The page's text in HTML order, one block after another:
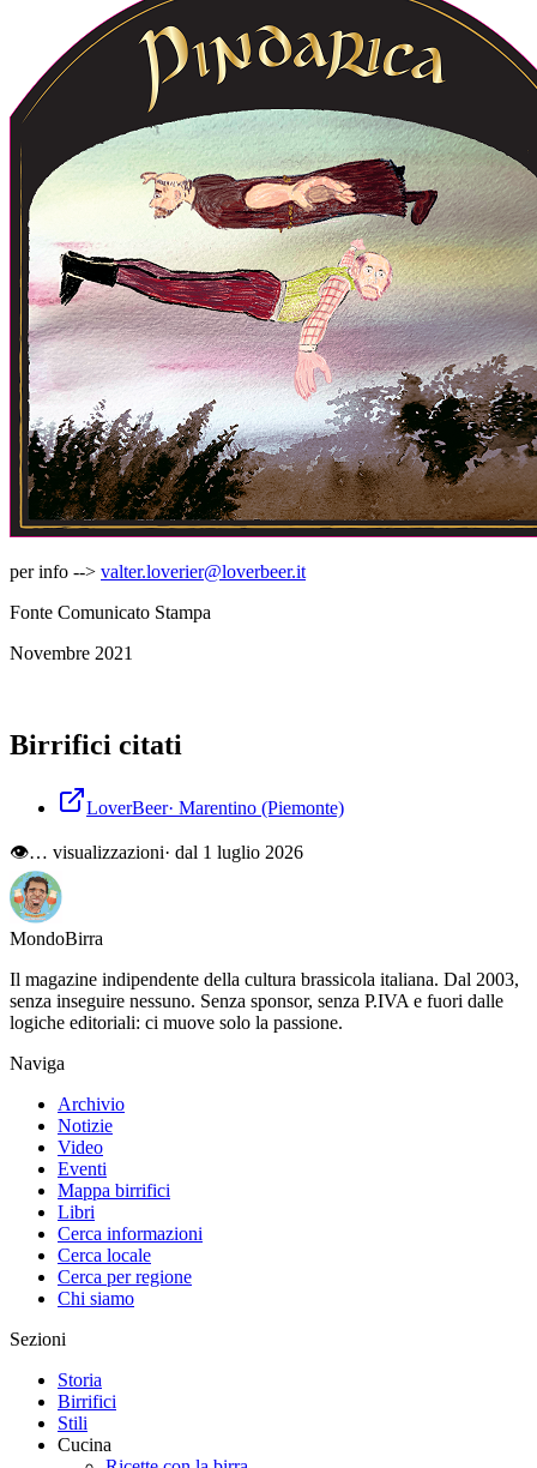
per info --> valter.loverier@loverbeer.it
Fonte Comunicato Stampa
Novembre 2021
Birrifici citati
LoverBeer· Marentino (Piemonte)
👁… visualizzazioni· dal 1 luglio 2026
MondoBirra
Il magazine indipendente della cultura brassicola italiana. Dal 2003,
senza inseguire nessuno. Senza sponsor, senza P.IVA e fuori dalle
logiche editoriali: ci muove solo la passione.
Naviga
Archivio
Notizie
Video
Eventi
Mappa birrifici
Libri
Cerca informazioni
Cerca locale
Cerca per regione
Chi siamo
Sezioni
Storia
Birrifici
Stili
Cucina